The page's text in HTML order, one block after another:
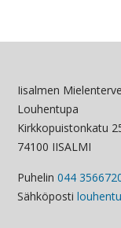
Iisalmen
Louhentupa
Kirkkopuistonkatu
74100 IISALMI
Puhelin 044
Sähköposti